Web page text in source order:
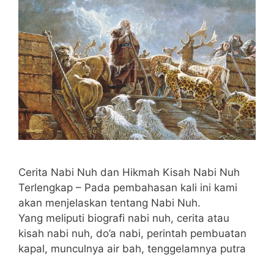
Cerita Nabi Nuh dan Hikmah Kisah Nabi Nuh
Terlengkap – Pada pembahasan kali ini kami
akan menjelaskan tentang Nabi Nuh.
Yang meliputi biografi nabi nuh, cerita atau
kisah nabi nuh, do’a nabi, perintah pembuatan
kapal, munculnya air bah, tenggelamnya putra